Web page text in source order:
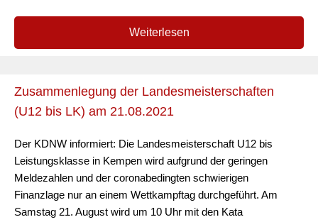
Weiterlesen
Zusammenlegung der Landesmeisterschaften
(U12 bis LK) am 21.08.2021
Der KDNW informiert: Die Landesmeisterschaft U12 bis
Leistungsklasse in Kempen wird aufgrund der geringen
Meldezahlen und der coronabedingten schwierigen
Finanzlage nur an einem Wettkampftag durchgeführt. Am
Samstag 21. August wird um 10 Uhr mit den Kata